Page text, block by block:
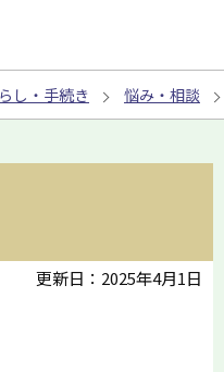
し・手続き 悩み・相談
更新日：2025年4月1日